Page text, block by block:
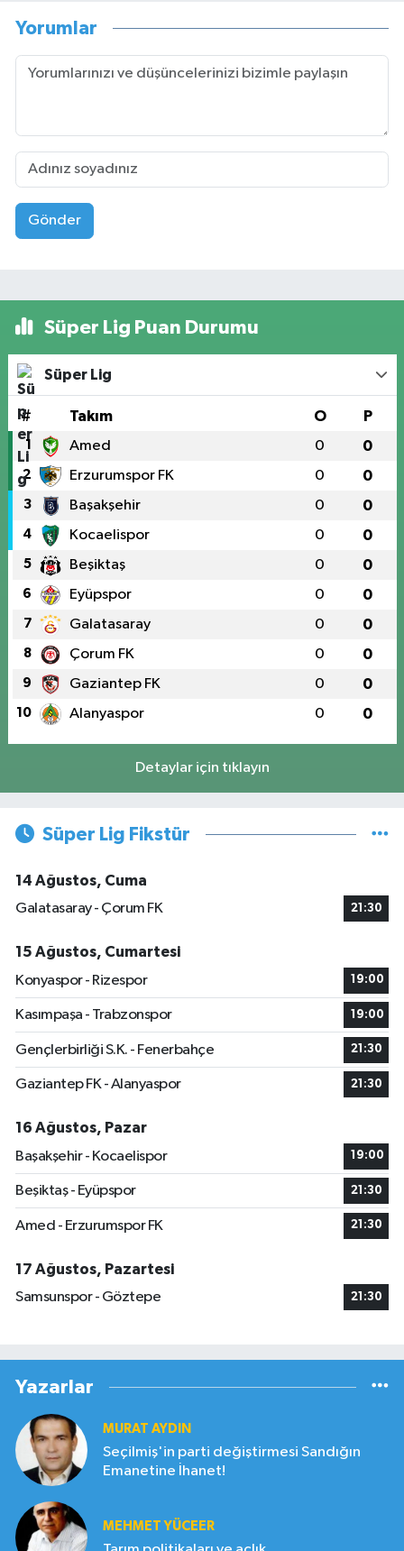
Yorumlar
Gönder
Süper Lig Puan Durumu
Süper Lig
# Takım O P
1 Amed 0 0
2 Erzurumspor FK 0 0
3 Başakşehir 0 0
4 Kocaelispor 0 0
5 Beşiktaş 0 0
6 Eyüpspor 0 0
7 Galatasaray 0 0
8 Çorum FK 0 0
9 Gaziantep FK 0 0
10 Alanyaspor 0 0
Detaylar için tıklayın
Süper Lig Fikstür
14 Ağustos, Cuma
Galatasaray - Çorum FK
21:30
15 Ağustos, Cumartesi
Konyaspor - Rizespor
19:00
Kasımpaşa - Trabzonspor 19:00
Gençlerbirliği S.K. - Fenerbahçe 21:30
Gaziantep FK - Alanyaspor 21:30
16 Ağustos, Pazar
Başakşehir - Kocaelispor
19:00
Beşiktaş - Eyüpspor 21:30
Amed - Erzurumspor FK 21:30
17 Ağustos, Pazartesi
Samsunspor - Göztepe
21:30
Yazarlar
MURAT AYDIN
Seçilmiş'in parti değiştirmesi Sandığın
Emanetine İhanet!
MEHMET YÜCEER